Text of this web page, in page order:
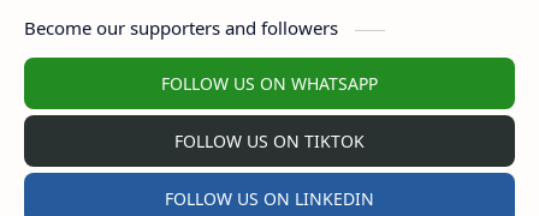
Become our supporters and followers
FOLLOW US ON WHATSAPP
FOLLOW US ON TIKTOK
FOLLOW US ON LINKEDIN